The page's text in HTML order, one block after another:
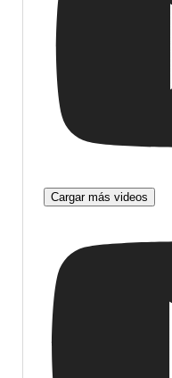
Cargar más videos